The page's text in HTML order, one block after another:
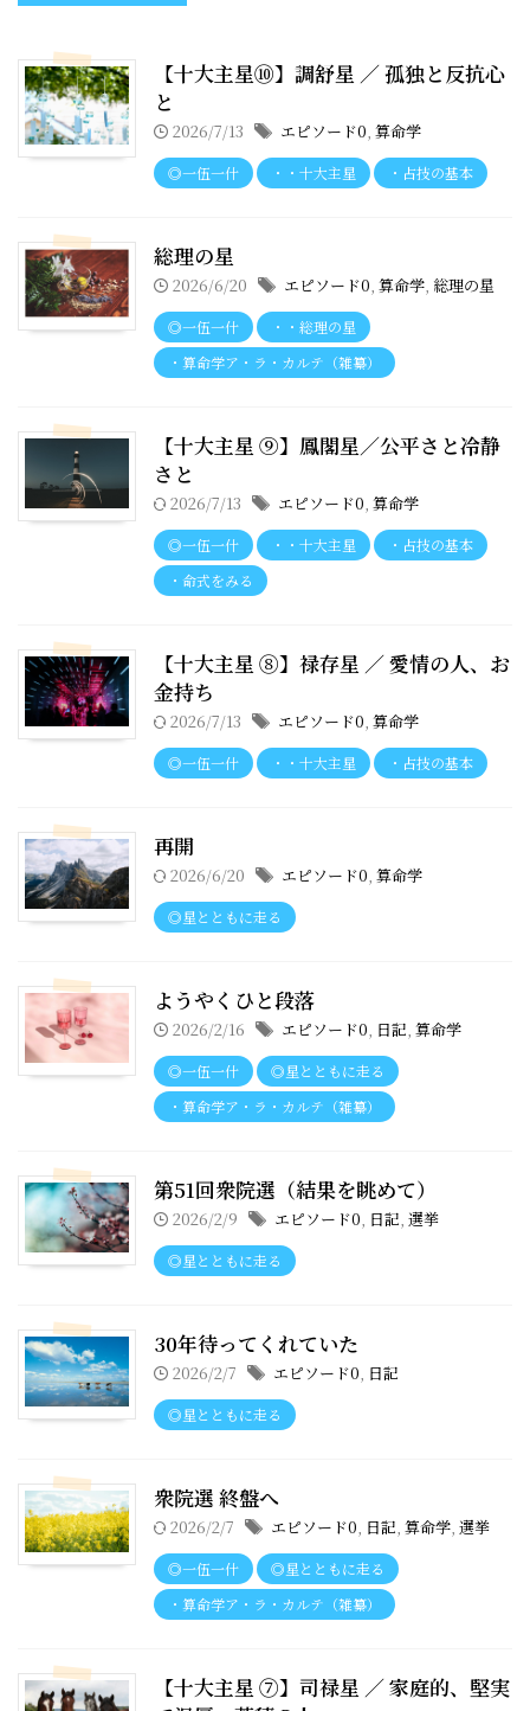
【十大主星⑩】調舒星 ／ 孤独と反抗心
と
2026/7/13 エピソード0, 算命学
◎一伍一什 ・・十大主星 ・占技の基本
総理の星
2026/6/20 エピソード0, 算命学, 総理の星
◎一伍一什
・・総理の星
・算命学ア・ラ・カルテ（雑纂）
【十大主星 ⑨】鳳閣星／公平さと冷静
さと
2026/7/13 エピソード0, 算命学
◎一伍一什 ・・十大主星
・占技の基本
・命式をみる
【十大主星 ⑧】禄存星 ／ 愛情の人、お
金持ち
2026/7/13 エピソード0, 算命学
◎一伍一什 ・・十大主星 ・占技の基本
再開
2026/6/20 エピソード0, 算命学
◎星とともに走る
ようやくひと段落
2026/2/16 エピソード0, 日記, 算命学
◎一伍一什
◎星とともに走る
・算命学ア・ラ・カルテ（雑纂）
第51回衆院選（結果を眺めて）
2026/2/9 エピソード0, 日記, 選挙
◎星とともに走る
30年待ってくれていた
2026/2/7 エピソード0, 日記
◎星とともに走る
衆院選 終盤へ
2026/2/7 エピソード0, 日記, 算命学, 選挙
◎一伍一什
◎星とともに走る
・算命学ア・ラ・カルテ（雑纂）
【十大主星 ⑦】司禄星 ／ 家庭的、堅実